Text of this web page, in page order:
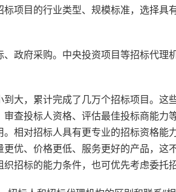
项目的行业类型、规模标准，选择具
府采购。中央投资项目等招标代理
，累计完成了几万个招标项目。这
查投标人资格、评估最佳投标商能力
相对招标人具有更专业的招标资格能
优、价格更低、服务更好的产品，这
招标的能力条件，也可优先考虑委托